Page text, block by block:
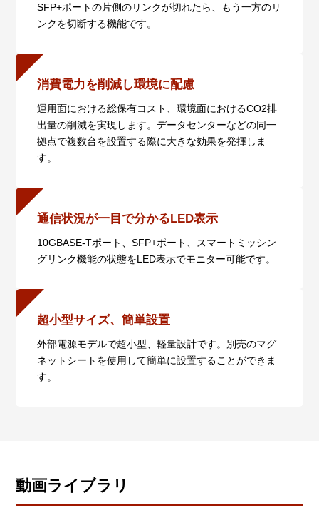
SFP+ポートの片側のリンクが切れたら、もう一方のリ
ンクを切断する機能です。
消費電力を削減し環境に配慮
運用面における総保有コスト、環境面におけるCO2排
出量の削減を実現します。データセンターなどの同一
拠点で複数台を設置する際に大きな効果を発揮しま
す。
通信状況が一目で分かるLED表示
10GBASE-Tポート、SFP+ポート、スマートミッシン
グリンク機能の状態をLED表示でモニター可能です。
超小型サイズ、簡単設置
外部電源モデルで超小型、軽量設計です。別売のマグ
ネットシートを使用して簡単に設置することができま
す。
動画ライブラリ